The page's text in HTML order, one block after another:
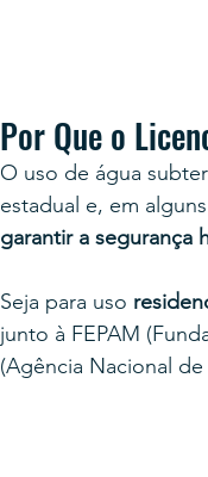
Por Que o
O uso de água
estadual e, em
garantir a segurança
Seja para uso
junto à FEPAM
(Agência Nacional de